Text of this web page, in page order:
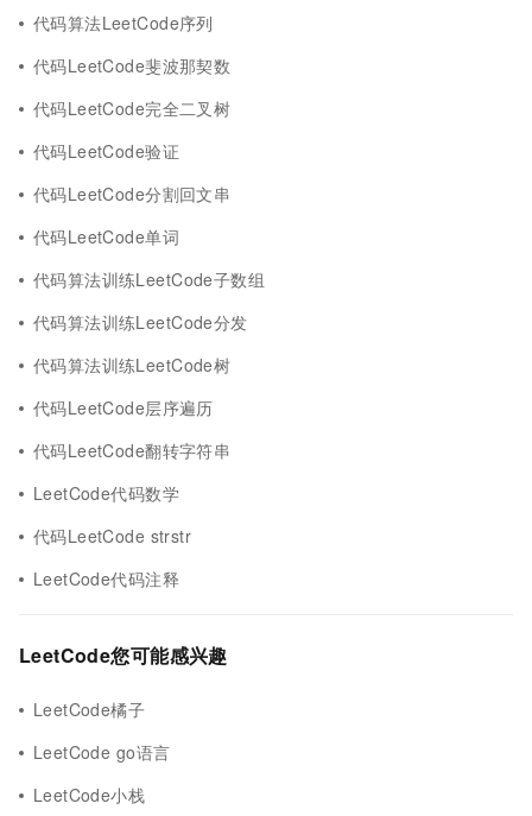
代码算法LeetCode序列
代码LeetCode斐波那契数
代码LeetCode完全二叉树
代码LeetCode验证
代码LeetCode分割回文串
代码LeetCode单词
代码算法训练LeetCode子数组
代码算法训练LeetCode分发
代码算法训练LeetCode树
代码LeetCode层序遍历
代码LeetCode翻转字符串
LeetCode代码数学
代码LeetCode strstr
LeetCode代码注释
LeetCode您可能感兴趣
LeetCode橘子
LeetCode go语言
LeetCode小栈